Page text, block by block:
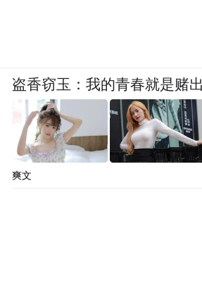
盗香窃玉：我的青春就是赌
爽文